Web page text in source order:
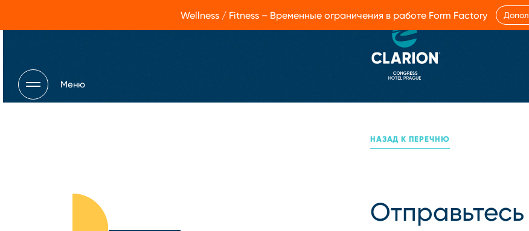
Меню
НАЗАД К ПЕРЕЧНЮ
Wellness / Fitness – Временные ограничения в работе Form Factory